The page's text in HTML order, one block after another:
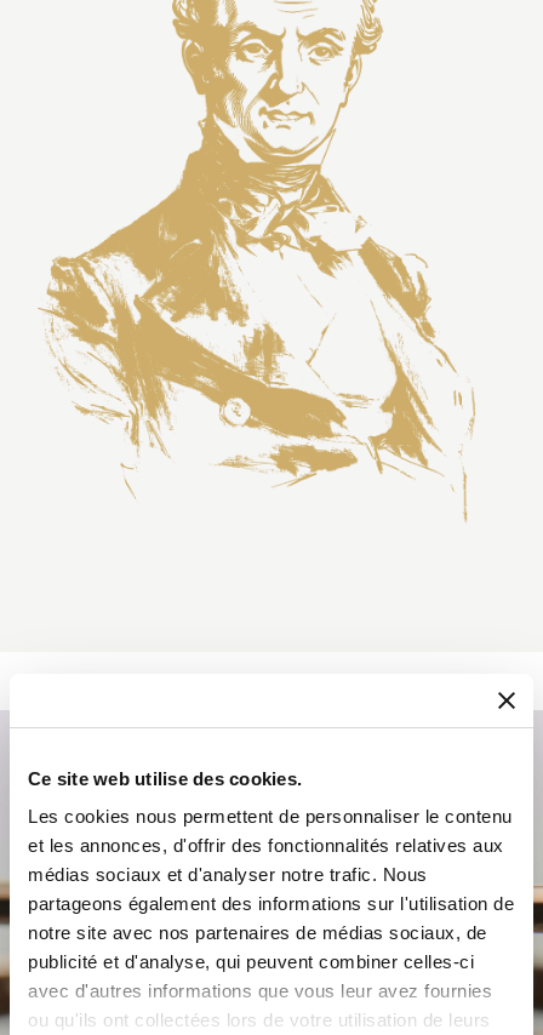
Ce site web utilise des cookies.
Les cookies nous permettent de personnaliser le contenu
et les annonces, d'offrir des fonctionnalités relatives aux
médias sociaux et d'analyser notre trafic. Nous
partageons également des informations sur l'utilisation de
notre site avec nos partenaires de médias sociaux, de
publicité et d'analyse, qui peuvent combiner celles-ci
avec d'autres informations que vous leur avez fournies
ou qu'ils ont collectées lors de votre utilisation de leurs